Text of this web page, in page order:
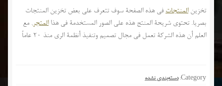
تخزینالمنتجات في هذه الصفحة سوف تتعرف على بعض تخزین المنتجات
بصريا. تحتوي شريحة المنتج هذه على الصور المستخدمة في هذاالمتجر. مع
العلم أن هذه الشركة تعمل في مجال تصميم وتنفيذ أنظمة الري منذ 20 عاماً
Category: دسته‌بندی نشده